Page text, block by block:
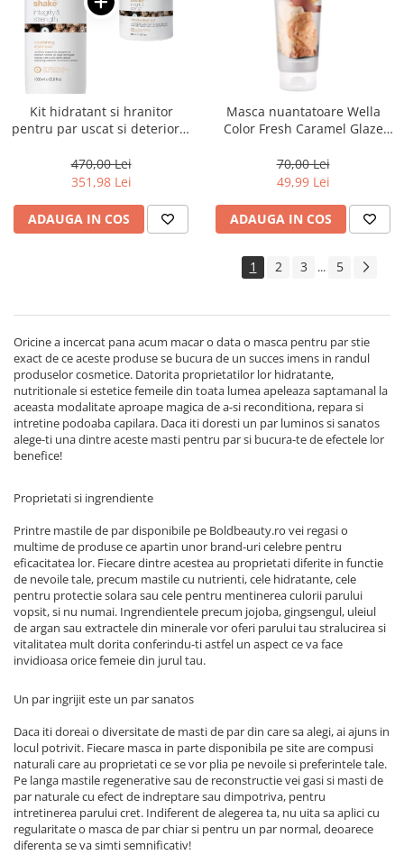
Kit hidratant si hranitor
pentru par uscat si deteriorat
Strength
470,00 Lei
351,98 Lei
ADAUGA IN COS
Masca nuantatoare Wella
Color Fresh Caramel Glaze
70,00 Lei
49,99 Lei
ADAUGA IN COS
1 2 3 ... 5
Oricine a incercat pana acum macar o data o masca pentru par stie
exact de ce aceste produse se bucura de un succes imens in randul
produselor cosmetice. Datorita proprietatilor lor hidratante,
nutritionale si estetice femeile din toata lumea apeleaza saptamanal la
aceasta modalitate aproape magica de a-si reconditiona, repara si
intretine podoaba capilara. Daca iti doresti un par luminos si sanatos
alege-ti una dintre aceste masti pentru par si bucura-te de efectele lor
benefice!
Proprietati si ingrendiente
Printre mastile de par disponibile pe Boldbeauty.ro vei regasi o
multime de produse ce apartin unor brand-uri celebre pentru
eficacitatea lor. Fiecare dintre acestea au proprietati diferite in functie
de nevoile tale, precum mastile cu nutrienti, cele hidratante, cele
pentru protectie solara sau cele pentru mentinerea culorii parului
vopsit, si nu numai. Ingrendientele precum jojoba, gingsengul, uleiul
de argan sau extractele din minerale vor oferi parului tau stralucirea si
vitalitatea mult dorita conferindu-ti astfel un aspect ce va face
invidioasa orice femeie din jurul tau.
Un par ingrijit este un par sanatos
Daca iti doreai o diversitate de masti de par din care sa alegi, ai ajuns in
locul potrivit. Fiecare masca in parte disponibila pe site are compusi
naturali care au proprietati ce se vor plia pe nevoile si preferintele tale.
Pe langa mastile regenerative sau de reconstructie vei gasi si masti de
par naturale cu efect de indreptare sau dimpotriva, pentru
intretinerea parului cret. Indiferent de alegerea ta, nu uita sa aplici cu
regularitate o masca de par chiar si pentru un par normal, deoarece
diferenta se va simti semnificativ!